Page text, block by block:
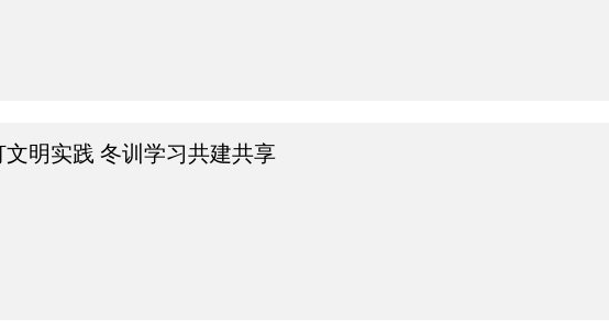
明实践 冬训学习共建共享